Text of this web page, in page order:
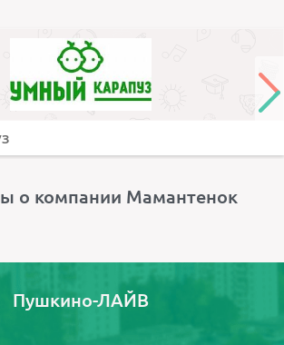
о компании Мамантенок
Пушкино-ЛАЙВ